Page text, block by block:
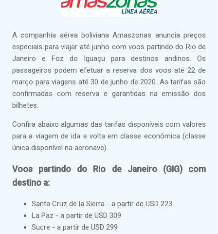
A companhia aérea boliviana Amaszonas anuncia preços
especiais para viajar até junho com voos partindo do Rio de
Janeiro e Foz do Iguaçu para destinos andinos. Os
passageiros podem efetuar a reserva dos voos até 22 de
março para viagens até 30 de junho de 2020. As tarifas são
confirmadas com reserva e garantidas na emissão dos
bilhetes.
Confira abaixo algumas das tarifas disponíveis com valores
para a viagem de ida e volta em classe econômica (classe
única disponível na aeronave).
Voos partindo do Rio de Janeiro (GIG) com
destino a:
Santa Cruz de la Sierra - a partir de USD 223
La Paz - a partir de USD 309
Sucre - a partir de USD 299